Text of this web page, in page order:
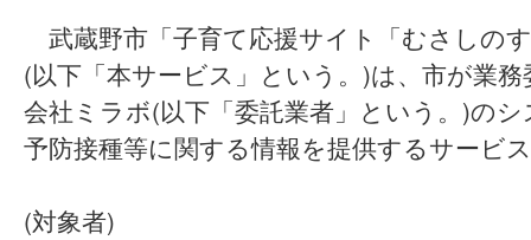
武蔵野市「子育て応援サイト「むさしの
(以下「本サービス」という。)は、市が業
会社ミラボ(以下「委託業者」という。)の
予防接種等に関する情報を提供するサービ
(対象者)